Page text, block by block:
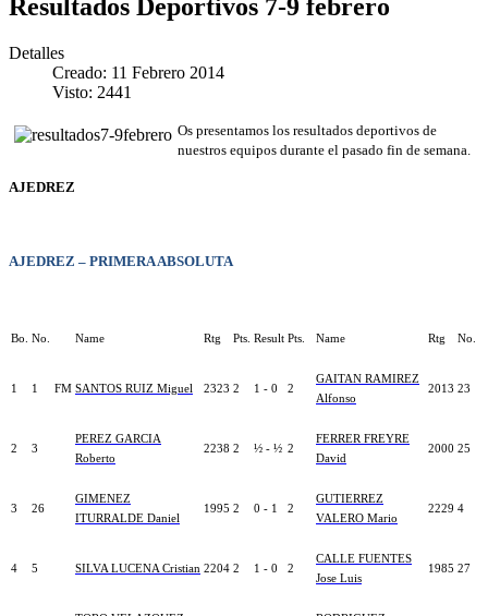
Resultados Deportivos 7-9 febrero
Detalles
Creado: 11 Febrero 2014
Visto: 2441
Os presentamos los resultados deportivos de
nuestros equipos durante el pasado fin de semana.
AJEDREZ
AJEDREZ – PRIMERA ABSOLUTA
Bo. No. Name Rtg Pts. Result Pts. Name Rtg No.
1 1 FM SANTOS RUIZ Miguel 2323 2 1 - 0 2
GAITAN RAMIREZ
Alfonso
2013 23
2 3
PEREZ GARCIA
Roberto
2238 2 ½ - ½ 2
FERRER FREYRE
David
2000 25
3 26
GIMENEZ
ITURRALDE Daniel
1995 2 0 - 1 2
GUTIERREZ
VALERO Mario
2229 4
4 5 SILVA LUCENA Cristian 2204 2 1 - 0 2
CALLE FUENTES
Jose Luis
1985 27